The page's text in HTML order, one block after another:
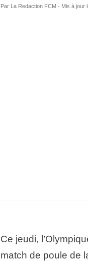
Par La Redaction FCM - Mis à jour
Ce jeudi,
match de poule de